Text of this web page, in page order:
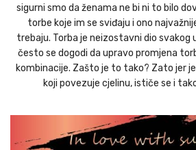
sigurni smo da ženama ne bi ni to bilo
torbe koje im se sviđaju i ono
trebaju. Torba je neizostavni dio svakog
često se dogodi da upravo promjena
kombinacije. Zašto je to tako? Zato jer
koji povezuje cjelinu, ističe se i